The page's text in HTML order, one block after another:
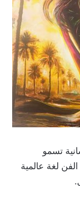
تسمو
لغة عالمية